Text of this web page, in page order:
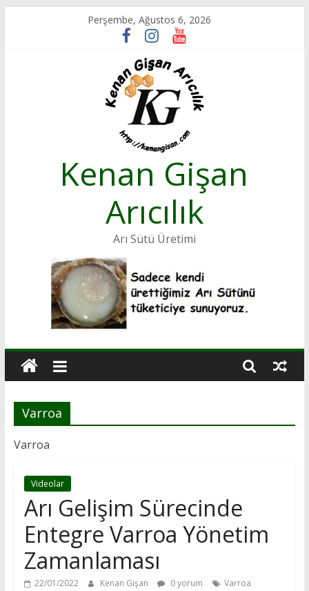
Perşembe, Ağustos 6, 2026
Kenan Gişan
Arıcılık
Arı Sütü Üretimi
Varroa
Varroa
Videolar
Arı Gelişim Sürecinde
Entegre Varroa Yönetim
Zamanlaması
22/01/2022 Kenan Gişan 0 yorum Varroa